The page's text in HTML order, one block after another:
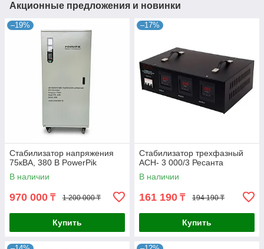
Акционные предложения и новинки
–19%
Стабилизатор напряжения
75кВА, 380 В PowerPik
В наличии
970 000 ₸ 1 200 000 ₸
Купить
–17%
Стабилизатор трехфазный
АСН- 3 000/3 Ресанта
В наличии
161 190 ₸ 194 190 ₸
Купить